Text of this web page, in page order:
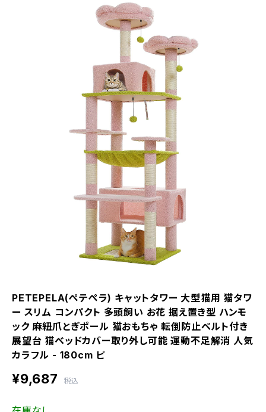
PETEPELA(ぺテぺラ) キャットタワー 大型猫用 猫タワ
ー スリム コンパクト 多頭飼い お花 据え置き型 ハンモ
ック 麻紐爪とぎポール 猫おもちゃ 転倒防止ベルト付き
展望台 猫ベッドカバー取り外し可能 運動不足解消 人気
カラフル - 180cm ピ
¥9,687 税込